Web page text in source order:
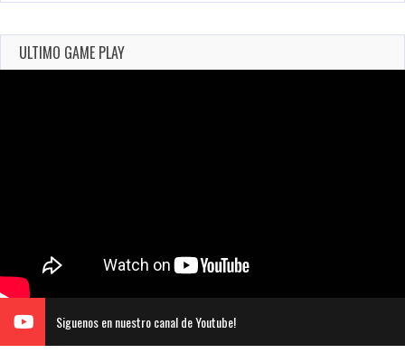
ULTIMO GAME PLAY
Siguenos en nuestro canal de Youtube!